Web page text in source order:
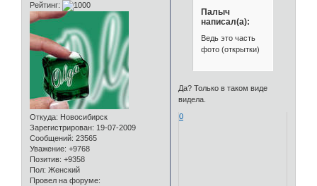
Рейтинг:
Откуда: Новосибирск
Зарегистрирован: 19-07-2009
Сообщений: 23565
Уважение: +9768
Позитив: +9358
Пол: Женский
Провел на форуме:
Палыч
написал(а):
Ведь это часть
фото (открытки)
Да? Только в таком виде
видела.
0